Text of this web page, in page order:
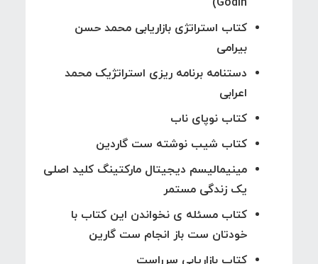
کتاب استراتژی بازاریابی محمد حسن
بیرامی
دستنامه برنامه ریزی استراتژیک محمد
اعرابی
کتاب نوپای ناب
کتاب شیب نوشته ست گاردین
مینیمالیسم دیجیتال مارکتینگ کلید اصلی
یک زندگی مستمر
کتاب مسئله ی نخواندن این کتاب با
خودتان ست باز انجام ست گارین
کتاب بازاریابی سرراست